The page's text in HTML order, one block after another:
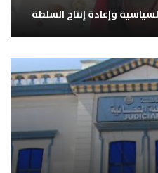
وإعادة إنتاج السلطة